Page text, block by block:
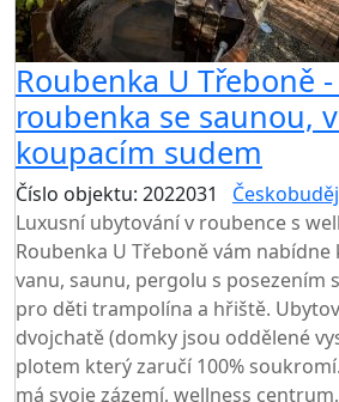
Roubenka U Třeboně
roubenka se saunou,
koupacím sudem
Číslo objektu: 2022031
Luxusní ubytování v roubence s
Roubenka U Třeboně vám
vanu, saunu, pergolu s posezením
pro děti trampolína a hřiště.
dvojchatě (domky jsou oddělené
plotem který zaručí 100%
má svoje zázemí, wellness